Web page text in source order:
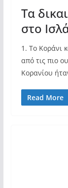
Τα
στο
1. Το Κοράνι
από τις πιο
Κορανίου
Read More